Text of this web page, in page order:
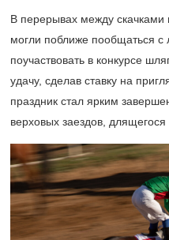
В перерывах между скачками
могли поближе пообщаться
поучаствовать в конкурсе
удачу, сделав ставку на
праздник стал ярким
верховых заездов,